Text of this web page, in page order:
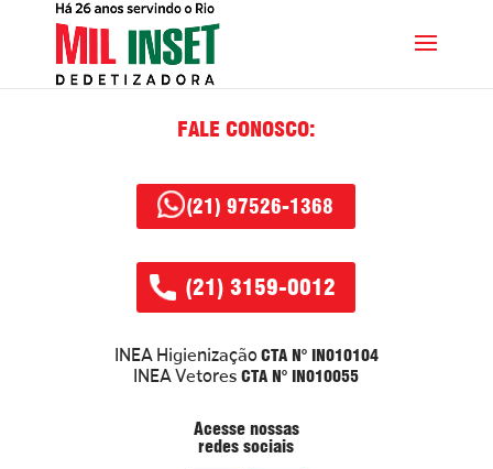
FALE CONOSCO:
(21) 97526-1368
(21) 3159-0012
INEA Higienização CTA N° IN010104
INEA VetoresCTA N° IN010055
Acesse nossas
redes sociais